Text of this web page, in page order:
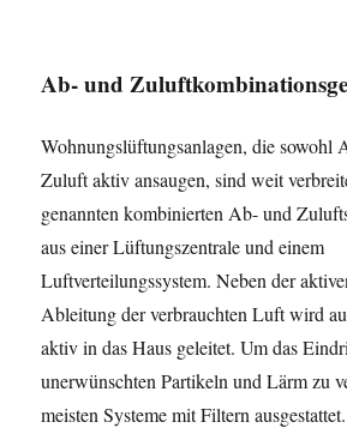
Ab- und
Wohnungslüftungsanlagen, die sowohl
Zuluft aktiv ansaugen, sind weit
genannten kombinierten Ab- und
aus einer Lüftungszentrale und einem
Luftverteilungssystem. Neben der
Ableitung der verbrauchten Luft wird
aktiv in das Haus geleitet. Um das
unerwünschten Partikeln und Lärm zu
meisten Systeme mit Filtern ausgestattet.